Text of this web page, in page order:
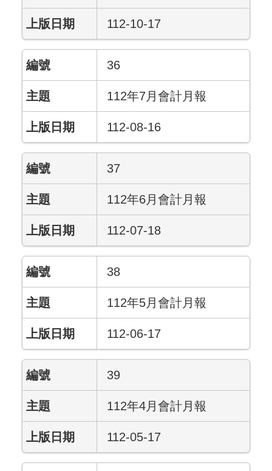
112-10-17
36
112年7月會計月報
112-08-16
37
112年6月會計月報
112-07-18
38
112年5月會計月報
112-06-17
39
112年4月會計月報
112-05-17